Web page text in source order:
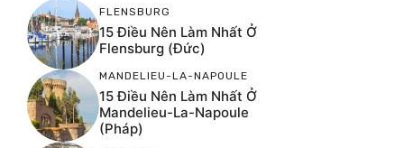
FLENSBURG
15 Điều Nên Làm Nhất Ở
Flensburg (Đức)
MANDELIEU-LA-NAPOULE
15 Điều Nên Làm Nhất Ở
Mandelieu-La-Napoule
(Pháp)